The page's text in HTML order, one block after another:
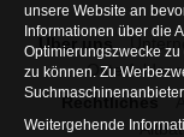
Über uns
Osterfeldsee
Rechtliches
unsere Website an
Informationen über die
Optimierungszwecke
zu können. Zu
Weitergehende